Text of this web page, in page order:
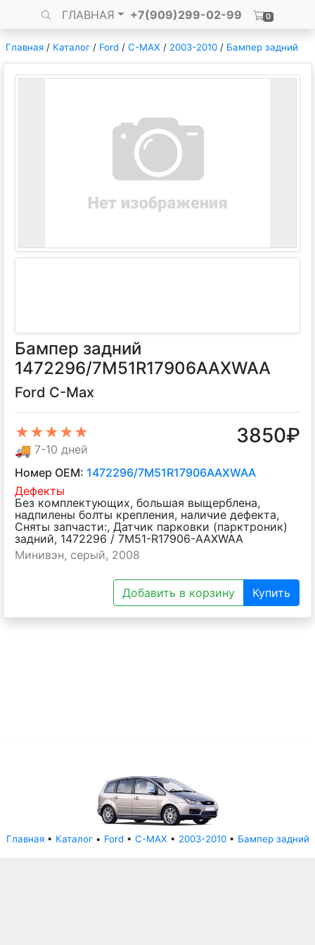
ГЛАВНАЯ +7(909)299-02-99 0
Главная / Каталог / Ford / C-MAX / 2003-2010 / Бампер задний
Бампер задний
1472296/7M51R17906AAXWAA
Ford C-Max
★★★★★
🚚 7-10 дней
3850₽
Номер OEM: 1472296/7M51R17906AAXWAA
Дефекты
Без комплектующих, большая выщерблена,
надпилены болты крепления, наличие дефекта,
Сняты запчасти:, Датчик парковки (парктроник)
задний, 1472296 / 7M51-R17906-AAXWAA
Минивэн, серый, 2008
Добавить в корзину Купить
Главная• Каталог• Ford • C-MAX • 2003-2010• Бампер задний